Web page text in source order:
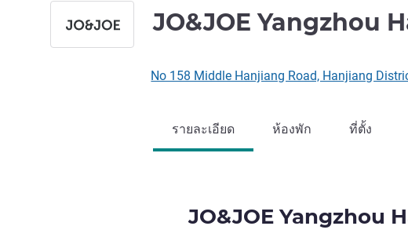
JO&JOE Yangzhou
No 158 Middle Hanjiang Road, Hanjiang
รายละเอียด ห้องพัก ที่ตั้ง
JO&JOE Yangzhou